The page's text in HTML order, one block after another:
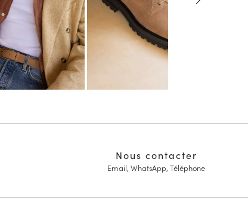
Nous contacter
Email, WhatsApp, Téléphone